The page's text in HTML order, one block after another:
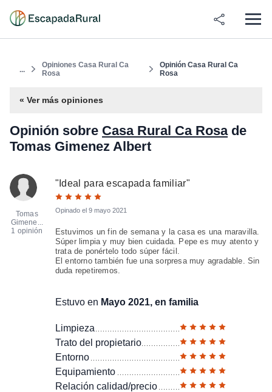
...
Opiniones Casa Rural Ca
Rosa
Opinión Casa Rural Ca
Rosa
« Ver más opiniones
Opinión sobre Casa Rural Ca Rosade
Tomas Gimenez Albert
Tomas
Gimene...
1 opinión
" Ideal para escapada familiar"
Opinado el 9 mayo 2021
Estuvimos un fin de semana y la casa es una maravilla.
Súper limpia y muy bien cuidada. Pepe es muy atento y
trata de ponértelo todo súper fácil.
El entorno también fue una sorpresa muy agradable. Sin
duda repetiremos.
Estuvo en Mayo 2021, en familia
Limpieza
Trato del propietario
Entorno
Equipamiento
Relación calidad/precio